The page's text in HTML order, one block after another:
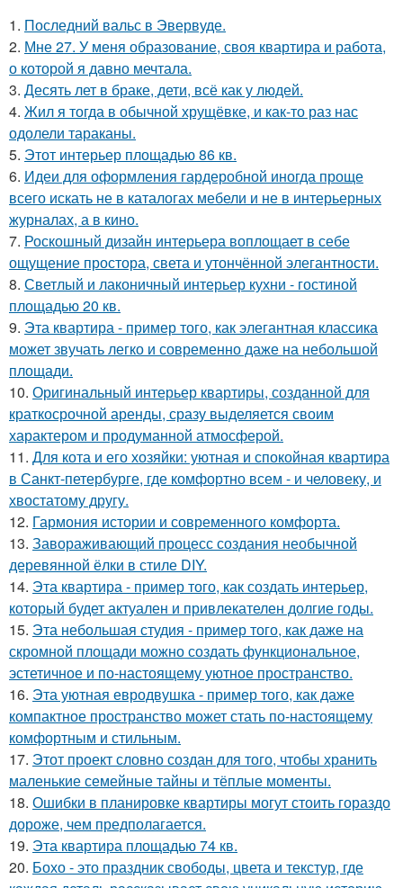
1. Последний вальс в Эвервуде.
2. Мне 27. У меня образование, своя квартира и работа,
о которой я давно мечтала.
3. Десять лет в браке, дети, всё как у людей.
4. Жил я тогда в обычной хрущёвке, и как-то раз нас
одолели тараканы.
5. Этот интерьер площадью 86 кв.
6. Идеи для оформления гардеробной иногда проще
всего искать не в каталогах мебели и не в интерьерных
журналах, а в кино.
7. Роскошный дизайн интерьера воплощает в себе
ощущение простора, света и утончённой элегантности.
8. Светлый и лаконичный интерьер кухни - гостиной
площадью 20 кв.
9. Эта квартира - пример того, как элегантная классика
может звучать легко и современно даже на небольшой
площади.
10. Оригинальный интерьер квартиры, созданной для
краткосрочной аренды, сразу выделяется своим
характером и продуманной атмосферой.
11. Для кота и его хозяйки: уютная и спокойная квартира
в Санкт-петербурге, где комфортно всем - и человеку, и
хвостатому другу.
12. Гармония истории и современного комфорта.
13. Завораживающий процесс создания необычной
деревянной ёлки в стиле DIY.
14. Эта квартира - пример того, как создать интерьер,
который будет актуален и привлекателен долгие годы.
15. Эта небольшая студия - пример того, как даже на
скромной площади можно создать функциональное,
эстетичное и по-настоящему уютное пространство.
16. Эта уютная евродвушка - пример того, как даже
компактное пространство может стать по-настоящему
комфортным и стильным.
17. Этот проект словно создан для того, чтобы хранить
маленькие семейные тайны и тёплые моменты.
18. Ошибки в планировке квартиры могут стоить гораздо
дороже, чем предполагается.
19. Эта квартира площадью 74 кв.
20. Бохо - это праздник свободы, цвета и текстур, где